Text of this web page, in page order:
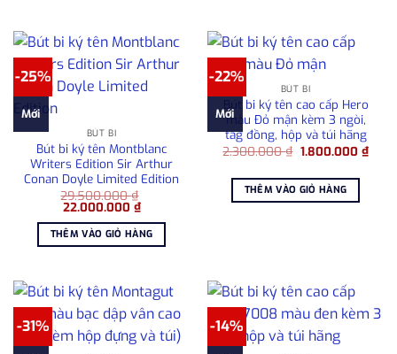
-25%
Mới
BÚT BI
Bút bi ký tên Montblanc
Writers Edition Sir Arthur
Conan Doyle Limited Edition
29.500.000₫
Giá
là:
29.500.000 ₫.
22.000.000 ₫Giá
hiện
tại
là:
22.000.000 ₫.
THÊM VÀO GIỎ HÀNG
-22%
Mới
BÚT BI
Bút bi ký tên cao cấp Hero
màu Đỏ mận kèm 3 ngòi,
tag đồng, hộp và túi hãng
2.300.000₫ Giá
2.300.000 ₫.
1.800.000 ₫Giá
hiện
THÊM VÀO GIỎ HÀNG
-31% -14%